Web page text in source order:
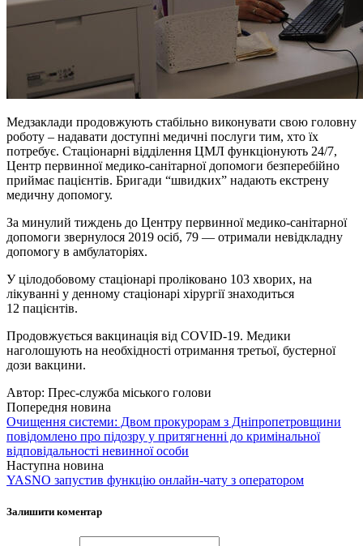
Медзаклади продовжують стабільно виконувати свою головну
роботу – надавати доступні медичні послуги тим, хто їх
потребує. Стаціонарні відділення ЦМЛ функціонують 24/7,
Центр первинної медико-санітарної допомоги безперебійно
приймає пацієнтів. Бригади “швидких” надають екстрену
медичну допомогу.
За минулий тиждень до Центру первинної медико-санітарної
допомоги звернулося 2019 осіб, 79 — отримали невідкладну
допомогу в амбулаторіях.
У цілодобовому стаціонарі проліковано 103 хворих, на
лікуванні у денному стаціонарі хірургії знаходиться
12 пацієнтів.
Продовжується вакцинація від COVID-19. Медики
наголошують на необхідності отримання третьої, бустерної
дози вакцини.
Автор: Прес-служба міського голови
Попередня новина
Очищення системи: Двом прокурорам з Дніпропетровщини
повідомлено про підозру у притягненні до кримінальної
відповідальності невинної особи
Наступна новина
YASNO запустив функцію онлайн-чату з оператором
Залишити коментар